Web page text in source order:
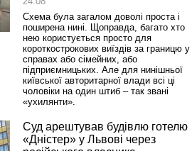
Схема була загалом доволі проста і
поширена нині. Щоправда, багато хто
нею користується просто для
короткострокових виїздів за границю у
справах або сімейних, або
підприємницьких. Але для нинішньої
київської авторитарної влади всі ці
чоловіки на один штиб – так звані
«ухилянти».
Суд арештував будівлю готелю
«Дністер» у Львові через